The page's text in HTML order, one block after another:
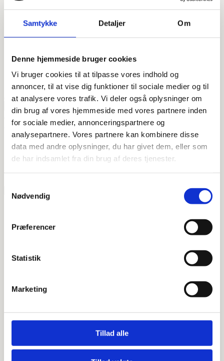
Samtykke Detaljer Om
Denne hjemmeside bruger cookies
Vi bruger cookies til at tilpasse vores indhold og
annoncer, til at vise dig funktioner til sociale medier og til
at analysere vores trafik. Vi deler også oplysninger om
din brug af vores hjemmeside med vores partnere inden
for sociale medier, annonceringspartnere og
analysepartnere. Vores partnere kan kombinere disse
data med andre oplysninger, du har givet dem, eller som
de har indsamlet fra din brug af deres tjenester.
Nødvendig
Præferencer
Statistik
Marketing
Tillad alle
Quooker Square
Quooker nordic square
Quooker nordic round twintaps
Tilbehør og reservedele
Forside/ Vare Varenummer / 701510424
701510424
Viser 1 resultat